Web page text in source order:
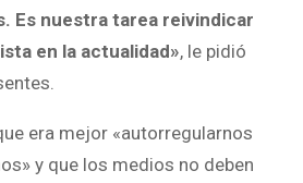
Es nuestra tarea reivindicar
en la actualidad», le pidió
era mejor «autorregularnos
y que los medios no deben